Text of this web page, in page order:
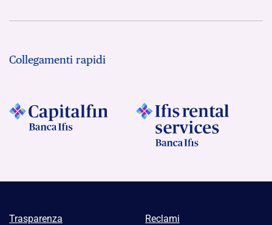
Collegamenti rapidi
Trasparenza Reclami